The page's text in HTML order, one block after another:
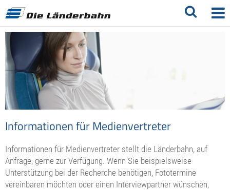
Informationen für Medienvertreter
Informationen für Medienvertreter stellt die Länderbahn, auf
Anfrage, gerne zur Verfügung. Wenn Sie beispielsweise
Unterstützung bei der Recherche benötigen, Fototermine
vereinbaren möchten oder einen Interviewpartner wünschen,